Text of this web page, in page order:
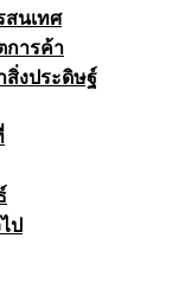
สนเทศ
การค้า
งประดิษฐ์
ป